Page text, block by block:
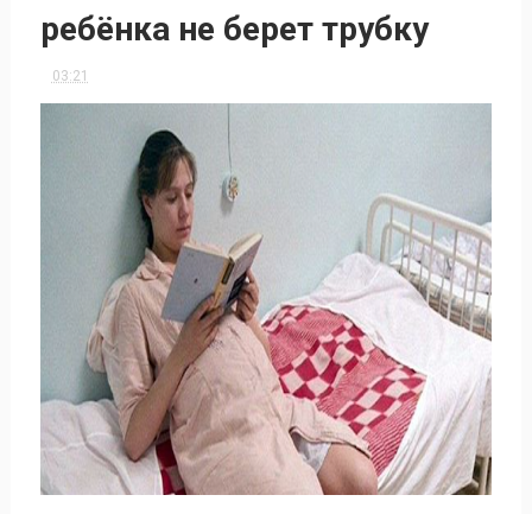
ребёнка не берет трубку
03:21